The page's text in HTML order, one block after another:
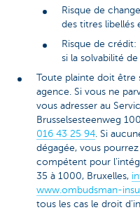
Risque de
des titres libellés
Risque de
si la solvabilité
Toute plainte doit être
agence. Si vous ne
vous adresser au
Brusselsesteenweg
016 43 25 94 . Si
dégagée, vous pourrez
compétent pour
35 à 1000, Bruxelles,
www.ombudsman-
tous les cas le droit